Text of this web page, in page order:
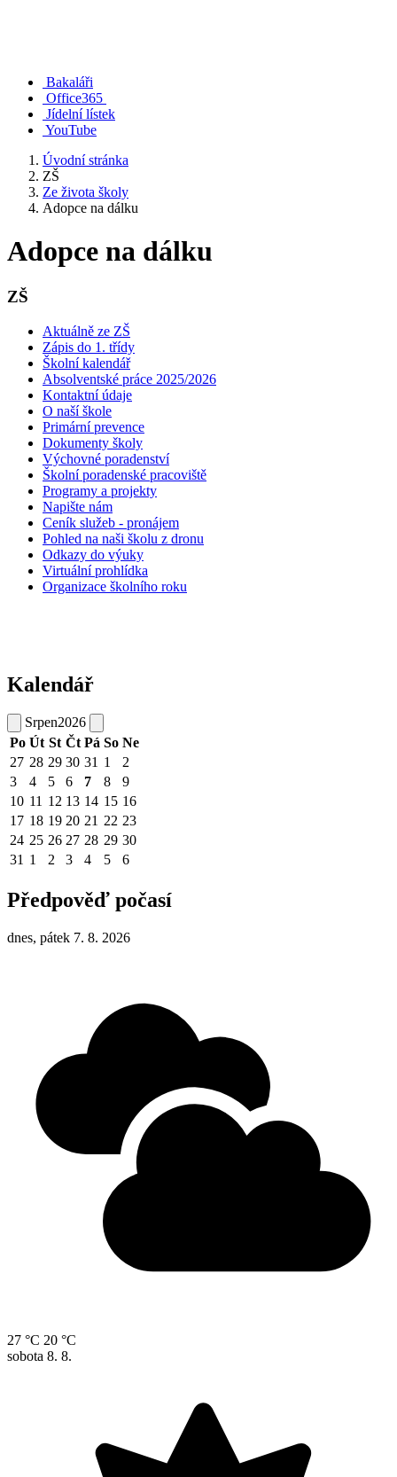
Bakaláři
Office365
Jídelní lístek
YouTube
Úvodní stránka
ZŠ
Ze života školy
Adopce na dálku
Adopce na dálku
ZŠ
Aktuálně ze ZŠ
Zápis do 1. třídy
Školní kalendář
Absolventské práce 2025/2026
Kontaktní údaje
O naší škole
Primární prevence
Dokumenty školy
Výchovné poradenství
Školní poradenské pracoviště
Programy a projekty
Napište nám
Ceník služeb - pronájem
Pohled na naši školu z dronu
Odkazy do výuky
Virtuální prohlídka
Organizace školního roku
Kalendář
Srpen2026
Po Út St Čt Pá So Ne
27 28 29 30 31 1
2
3
4 5 6 7 8
9
10 11 12 13 14 15 16
17 18 19 20 21 22 23
24 25 26 27 28 29 30
31 1 2 3 4 5 6
Předpověď počasí
dnes, pátek 7. 8. 2026
27 °C 20 °C
sobota 8. 8.